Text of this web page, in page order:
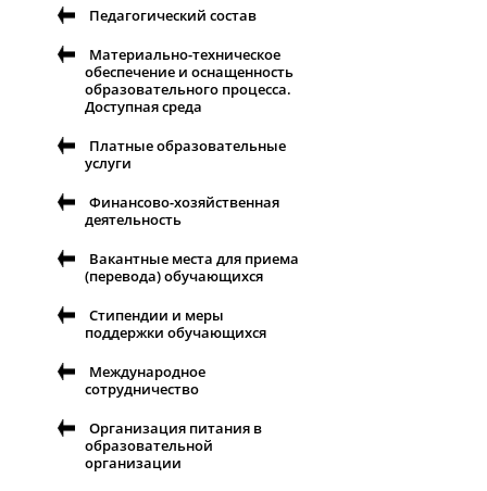
Педагогический состав
Материально-техническое
обеспечение и оснащенность
образовательного процесса.
Доступная среда
Платные образовательные
услуги
Финансово-хозяйственная
деятельность
Вакантные места для приема
(перевода) обучающихся
Стипендии и меры
поддержки обучающихся
Международное
сотрудничество
Организация питания в
образовательной
организации